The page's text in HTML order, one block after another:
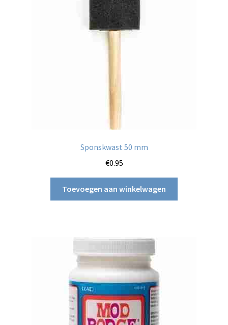
Sponskwast 50 mm
€0.95
Toevoegen aan winkelwagen